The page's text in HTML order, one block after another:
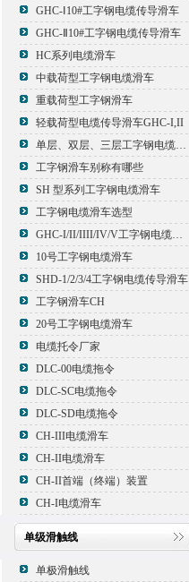
GHC-Ⅰ10#工字钢电缆传导滑车
GHC-Ⅱ10#工字钢电缆传导滑车
HC系列电缆滑车
中载荷型工字钢电缆滑车
重载荷型工字钢滑车
轻载荷型电缆传导滑车GHC-I,II
单层、双层、三层工字钢电缆传导滑车
工字钢滑车别称有哪些
SH 型系列工字钢电缆滑车
工字钢电缆滑车选型
GHC-I/II/IIII/IV/V工字钢电缆滑车
10号工字钢电缆滑车
SHD-1/2/3/4工字钢电缆传导滑车
工字钢滑车CH
20号工字钢电缆滑车
电缆托令厂家
DLC-00电缆拖令
DLC-SC电缆拖令
DLC-SD电缆拖令
CH-III电缆滑车
CH-II电缆滑车
CH-II首端（终端）装置
CH-I电缆滑车
单级滑触线
单极滑触线